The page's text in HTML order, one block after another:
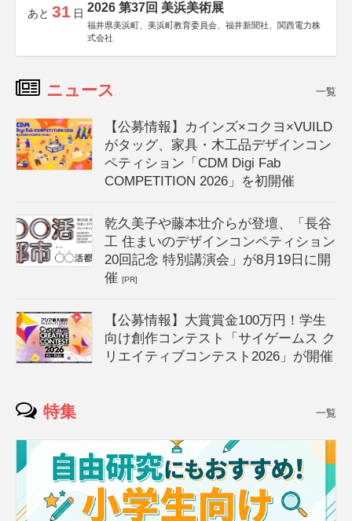
あと 31 日 2026 第37回 美浜美術展
福井県美浜町、美浜町教育委員会、福井新聞社、関西電力株
式会社
ニュース 一覧
【公募情報】カインズ×コクヨ×VUILD
がタッグ、家具・木工品デザインコン
ペティション「CDM Digi Fab
COMPETITION 2026」を初開催
乾久美子や藤本壮介らが登壇、「長谷
工 住まいのデザインコンペティション
20回記念 特別講演会」が8月19日に開
催[PR]
【公募情報】大賞賞金100万円！学生
向け創作コンテスト「サイゲームス ク
リエイティブコンテスト2026」が開催
特集 一覧